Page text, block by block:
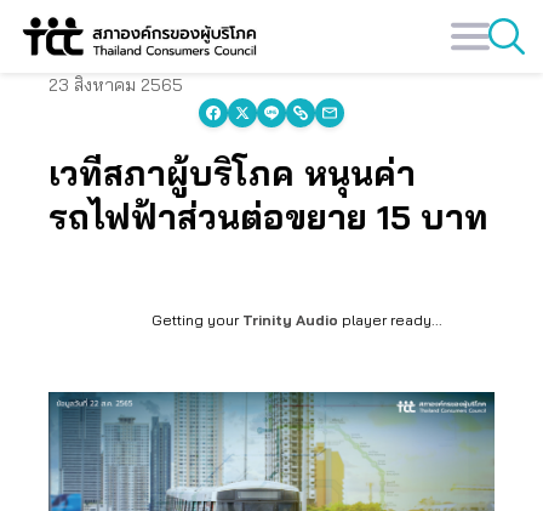
Skip
23 สิงหาคม 2565
เวทีสภาผู้บริโภค หนุนค่า
รถไฟฟ้าส่วนต่อขยาย 15 บาท
Getting your Trinity Audio player ready...